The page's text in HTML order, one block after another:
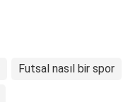
Futsal nasıl bir spor